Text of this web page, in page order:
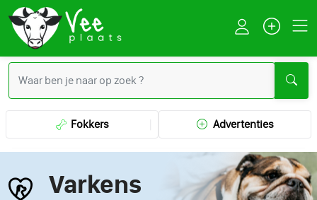
Fokkers Advertenties
Varkens